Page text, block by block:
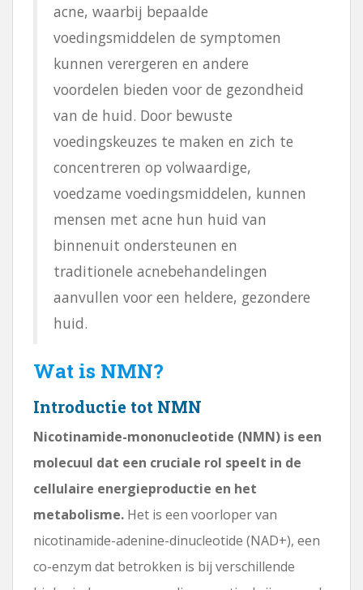
acne, waarbij bepaalde
voedingsmiddelen de symptomen
kunnen verergeren en andere
voordelen bieden voor de gezondheid
van de huid. Door bewuste
voedingskeuzes te maken en zich te
concentreren op volwaardige,
voedzame voedingsmiddelen, kunnen
mensen met acne hun huid van
binnenuit ondersteunen en
traditionele acnebehandelingen
aanvullen voor een heldere, gezondere
huid.
Wat is NMN?
Introductie tot NMN
Nicotinamide-mononucleotide (NMN) is een
molecuul dat een cruciale rol speelt in de
cellulaire energieproductie en het
metabolisme. Het is een voorloper van
nicotinamide-adenine-dinucleotide (NAD+), een
co-enzym dat betrokken is bij verschillende